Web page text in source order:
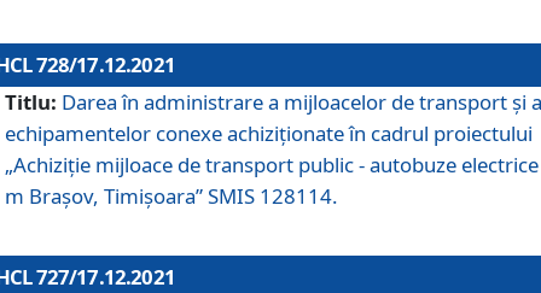
728/17.12.2021
Titlu: Darea în administrare a mijloacelor de transport și a
echipamentelor conexe achiziționate în cadrul proiectului
„Achiziție mijloace de transport public - autobuze
m Brașov, Timișoara” SMIS 128114.
727/17.12.2021